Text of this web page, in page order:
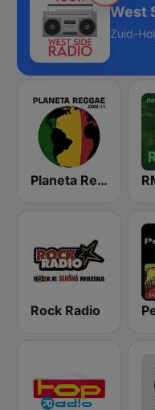
West
Zuid-
Planeta Reggae
Rock Radio